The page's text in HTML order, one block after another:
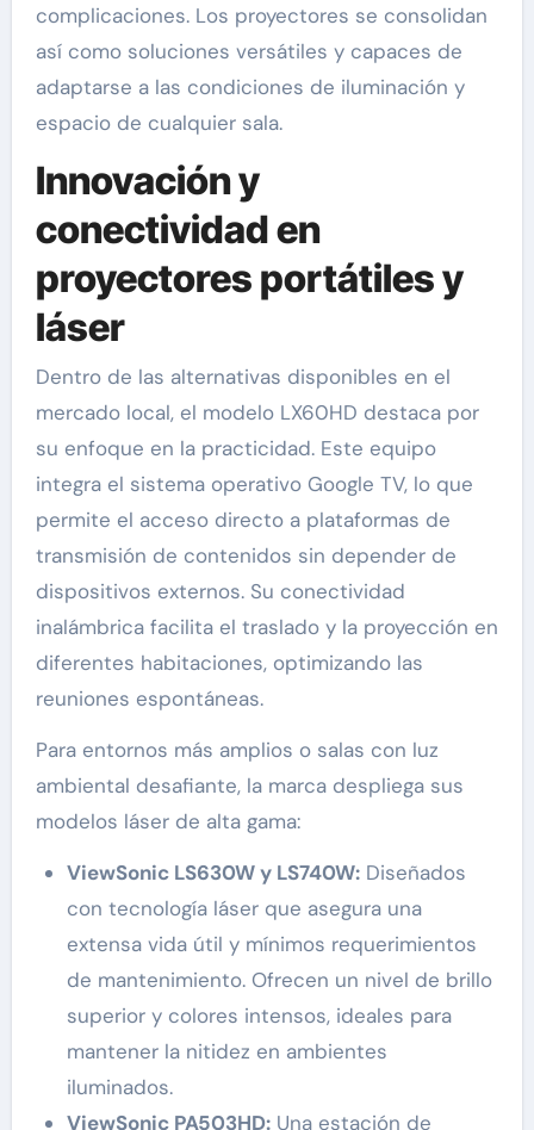
complicaciones. Los proyectores se consolidan
así como soluciones versátiles y capaces de
adaptarse a las condiciones de iluminación y
espacio de cualquier sala.
Innovación y
conectividad en
proyectores portátiles y
láser
Dentro de las alternativas disponibles en el
mercado local, el modelo LX60HD destaca por
su enfoque en la practicidad. Este equipo
integra el sistema operativo Google TV, lo que
permite el acceso directo a plataformas de
transmisión de contenidos sin depender de
dispositivos externos. Su conectividad
inalámbrica facilita el traslado y la proyección en
diferentes habitaciones, optimizando las
reuniones espontáneas.
Para entornos más amplios o salas con luz
ambiental desafiante, la marca despliega sus
modelos láser de alta gama:
ViewSonic LS630W y LS740W:Diseñados
con tecnología láser que asegura una
extensa vida útil y mínimos requerimientos
de mantenimiento. Ofrecen un nivel de brillo
superior y colores intensos, ideales para
mantener la nitidez en ambientes
iluminados.
ViewSonic PA503HD:Una estación de